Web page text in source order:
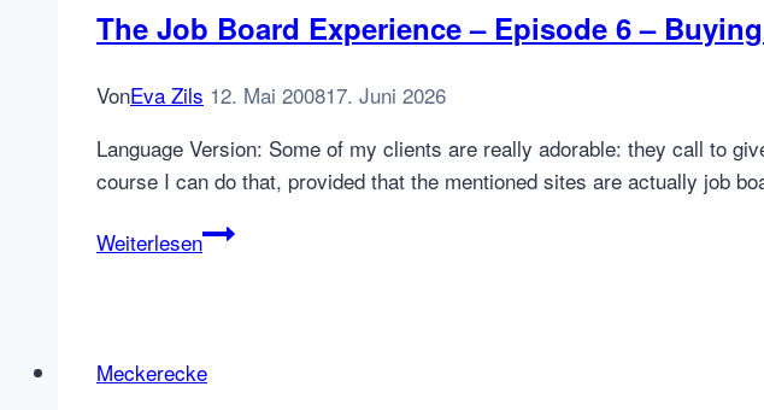
little
Shop
of
Horrors
The Job Board Experience – Episode 6 –
VonEva Zils 12. Mai 200817. Juni 2026
Language Version: Some of my clients are really adorable: they call to
course I can do that, provided that the mentioned sites are actually job
WeiterlesenThe
Meckerecke